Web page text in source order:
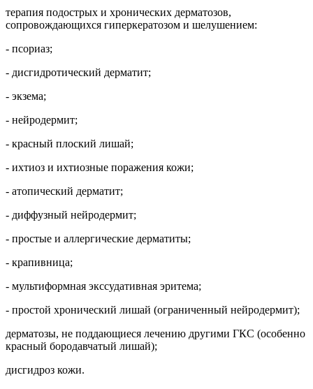
терапия подострых и хронических дерматозов,
сопровождающихся гиперкератозом и шелушением:
- псориаз;
- дисгидротический дерматит;
- экзема;
- нейродермит;
- красный плоский лишай;
- ихтиоз и ихтиозные поражения кожи;
- атопический дерматит;
- диффузный нейродермит;
- простые и аллергические дерматиты;
- крапивница;
- мультиформная экссудативная эритема;
- простой хронический лишай (ограниченный нейродермит);
дерматозы, не поддающиеся лечению другими ГКС (особенно
красный бородавчатый лишай);
дисгидроз кожи.